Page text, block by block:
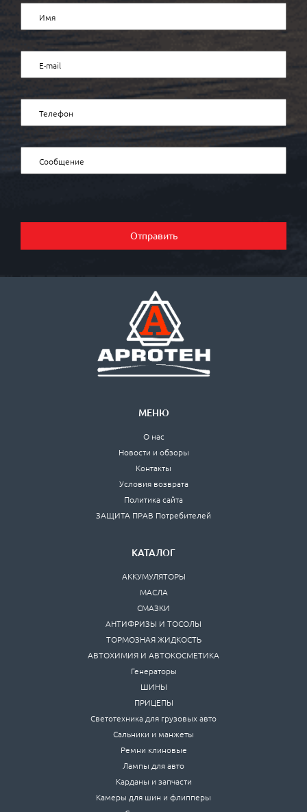
Отправить
МЕНЮ
О нас
Новости и обзоры
Контакты
Условия возврата
Политика сайта
ЗАЩИТА ПРАВ Потребителей
КАТАЛОГ
АККУМУЛЯТОРЫ
МАСЛА
СМАЗКИ
АНТИФРИЗЫ И ТОСОЛЫ
ТОРМОЗНАЯ ЖИДКОСТЬ
АВТОХИМИЯ И АВТОКОСМЕТИКА
Генераторы
ШИНЫ
ПРИЦЕПЫ
Светотехника для грузовых авто
Сальники и манжеты
Ремни клиновые
Лампы для авто
Карданы и запчасти
Камеры для шин и флипперы